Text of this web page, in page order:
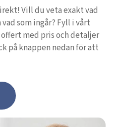
Vill du veta exakt vad
som ingår? Fyll i vårt
med pris och detaljer
på knappen nedan för att